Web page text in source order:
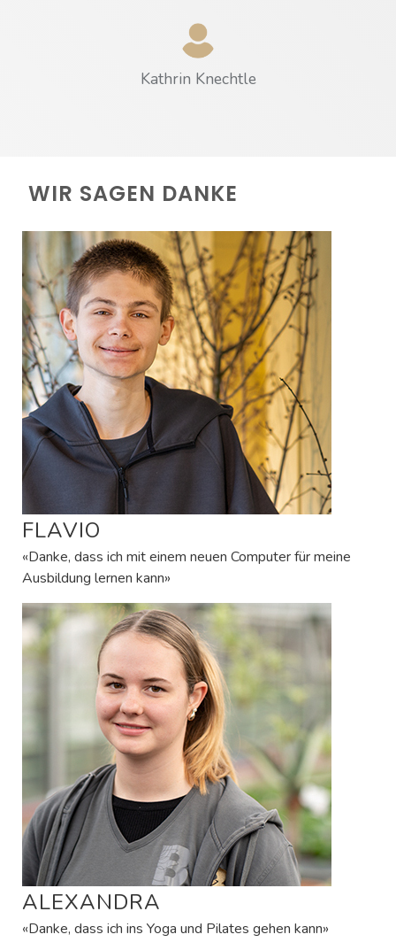
Kathrin Knechtle
WIR SAGEN DANKE
FLAVIO
«Danke, dass ich mit einem neuen Computer für meine
Ausbildung lernen kann»
ALEXANDRA
«Danke, dass ich ins Yoga und Pilates gehen kann»